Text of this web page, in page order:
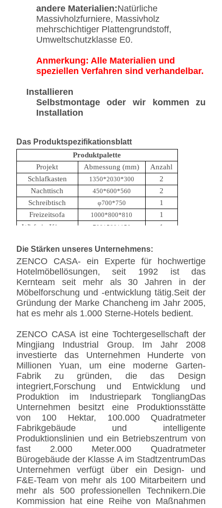
andere Materialien:Natürliche
Massivholzfurniere, Massivholz
mehrschichtiger Plattengrundstoff,
Umweltschutzklasse E0.
Anmerkung: Alle Materialien und
speziellen Verfahren sind verhandelbar.
Installieren
Selbstmontage oder wir kommen zu
Installation
Das Produktspezifikationsblatt
Produktpalette
Projekt
Abmessung (mm)
Anzahl
Schlafkasten
1350*2030*300
2
Nachttisch
450*600*560
2
Schreibtisch
φ700*750
1
Freizeitsofa
1000*800*810 1
Wirf ein Kissen. 700*500*150 1
Minibar
1000*600*900
Die Stärken unseres Unternehmens:
ZENCO CASA- ein Experte für hochwertige
Hotelmöbellösungen, seit 1992 ist das
Kernteam seit mehr als 30 Jahren in der
Möbelforschung und -entwicklung tätig.Seit der
Gründung der Marke Chancheng im Jahr 2005,
hat es mehr als 1.000 Sterne-Hotels bedient.
ZENCO CASA ist eine Tochtergesellschaft der
Mingjiang Industrial Group. Im Jahr 2008
investierte das Unternehmen Hunderte von
Millionen Yuan, um eine moderne Garten-
Fabrik zu gründen, die das Design
integriert,Forschung und Entwicklung und
Produktion im Industriepark TongliangDas
Unternehmen besitzt eine Produktionsstätte
von 100 Hektar, 100.000 Quadratmeter
Fabrikgebäude und intelligente
Produktionslinien und ein Betriebszentrum von
fast 2.000 Meter.000 Quadratmeter
Bürogebäude der Klasse A im StadtzentrumDas
Unternehmen verfügt über ein Design- und
F&E-Team von mehr als 100 Mitarbeitern und
mehr als 500 professionellen Technikern.Die
Kommission hat eine Reihe von Maßnahmen